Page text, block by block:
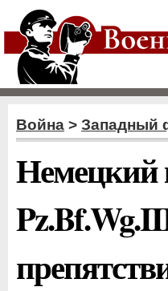
Война > Западный
Немецкий